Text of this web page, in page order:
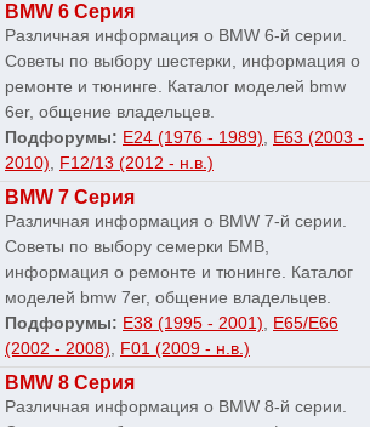
BMW 6 Серия
Различная информация о BMW 6-й серии.
Советы по выбору шестерки, информация о
ремонте и тюнинге. Каталог моделей bmw
6er, общение владельцев.
Подфорумы: E24 (1976 - 1989), E63 (2003 -
2010), F12/13 (2012 - н.в.)
BMW 7 Серия
Различная информация о BMW 7-й серии.
Советы по выбору семерки БМВ,
информация о ремонте и тюнинге. Каталог
моделей bmw 7er, общение владельцев.
Подфорумы: E38 (1995 - 2001), E65/E66
(2002 - 2008), F01 (2009 - н.в.)
BMW 8 Серия
Различная информация о BMW 8-й серии.